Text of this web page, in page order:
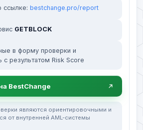
ссылке: bestchange.pro/report
GETBLOCK
в форму проверки и
с результатом Risk Score
BestChange
являются ориентировочными и
от внутренней AML-системы